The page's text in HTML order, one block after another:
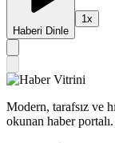
Haberi Dinle
1x
Modern, tarafsız ve
okunan haber portalı.